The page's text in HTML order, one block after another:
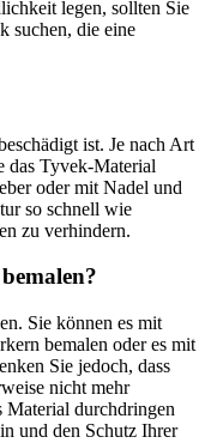
legen, sollten Sie
suchen, die eine
ist. Je nach Art
das Tyvek-Material
oder mit Nadel und
so schnell wie
zu verhindern.
Sie können es mit
bemalen oder es mit
Sie jedoch, dass
nicht mehr
Material durchdringen
und den Schutz Ihrer